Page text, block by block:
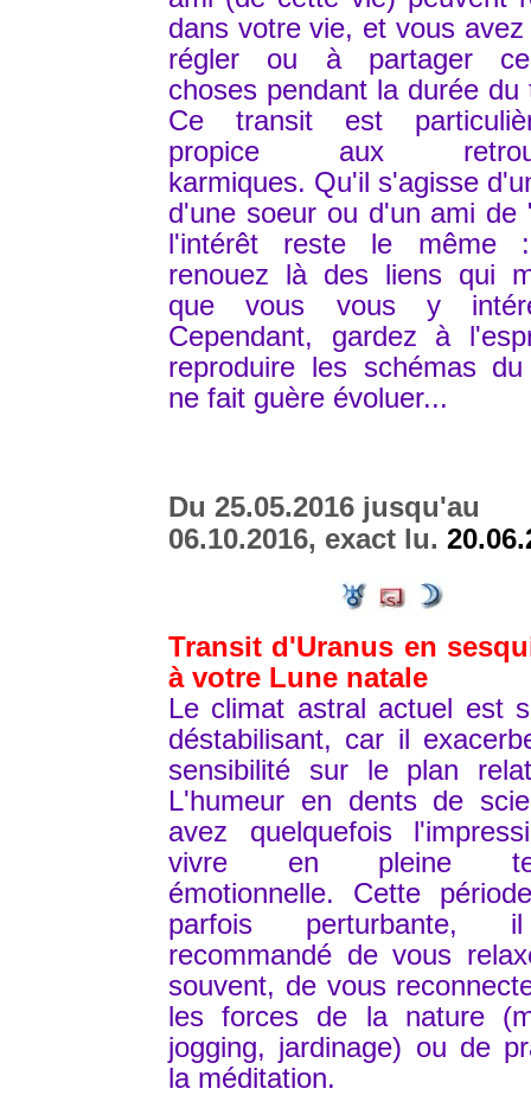
dans votre vie, et vous avez
régler ou à partager
choses pendant la durée du
Ce transit est
propice aux
karmiques. Qu'il s'agisse
d'une soeur ou d'un ami de
l'intérêt reste le même
renouez là des liens qui
que vous vous y
Cependant, gardez à
reproduire les schémas
ne fait guère évoluer...
Du 25.05.2016 jusqu'au
06.10.2016, exact lu.
Transit d'Uranus en
à votre Lune natale
Le climat astral actuel est
déstabilisant, car il
sensibilité sur le plan
L'humeur en dents de
avez quelquefois
vivre en pleine
émotionnelle. Cette
parfois perturbante,
recommandé de vous
souvent, de vous
les forces de la nature
jogging, jardinage) ou de
la méditation.